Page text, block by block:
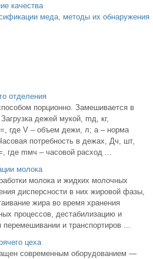
качества
меда, методы их обнаружения
отделения
порционно. Замешивается в
дежей мукой, mд, кг,
где V – объем дежи, л; а – норма
потребность в дежах, Дч, шт,
где mмч – часовой расход ...
молока
молока и жидких молочных
дисперсности в них жировой фазы,
жира во время хранения
процессов, дестабилизацию и
перемешивании и транспортиров ...
цеха
современным оборудованием —